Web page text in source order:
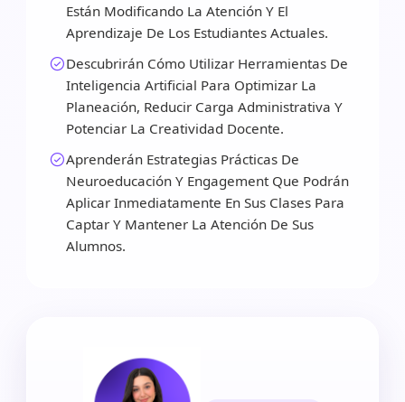
Están Modificando La Atención Y El
Aprendizaje De Los Estudiantes Actuales.
Descubrirán Cómo Utilizar Herramientas De
Inteligencia Artificial Para Optimizar La
Planeación, Reducir Carga Administrativa Y
Potenciar La Creatividad Docente.
Aprenderán Estrategias Prácticas De
Neuroeducación Y Engagement Que Podrán
Aplicar Inmediatamente En Sus Clases Para
Captar Y Mantener La Atención De Sus
Alumnos.